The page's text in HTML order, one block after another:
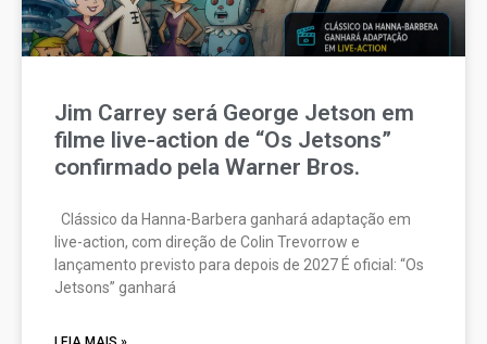
Jim Carrey será George Jetson em
filme live-action de “Os Jetsons”
confirmado pela Warner Bros.
Clássico da Hanna-Barbera ganhará adaptação em
live-action, com direção de Colin Trevorrow e
lançamento previsto para depois de 2027 É oficial: “Os
Jetsons” ganhará